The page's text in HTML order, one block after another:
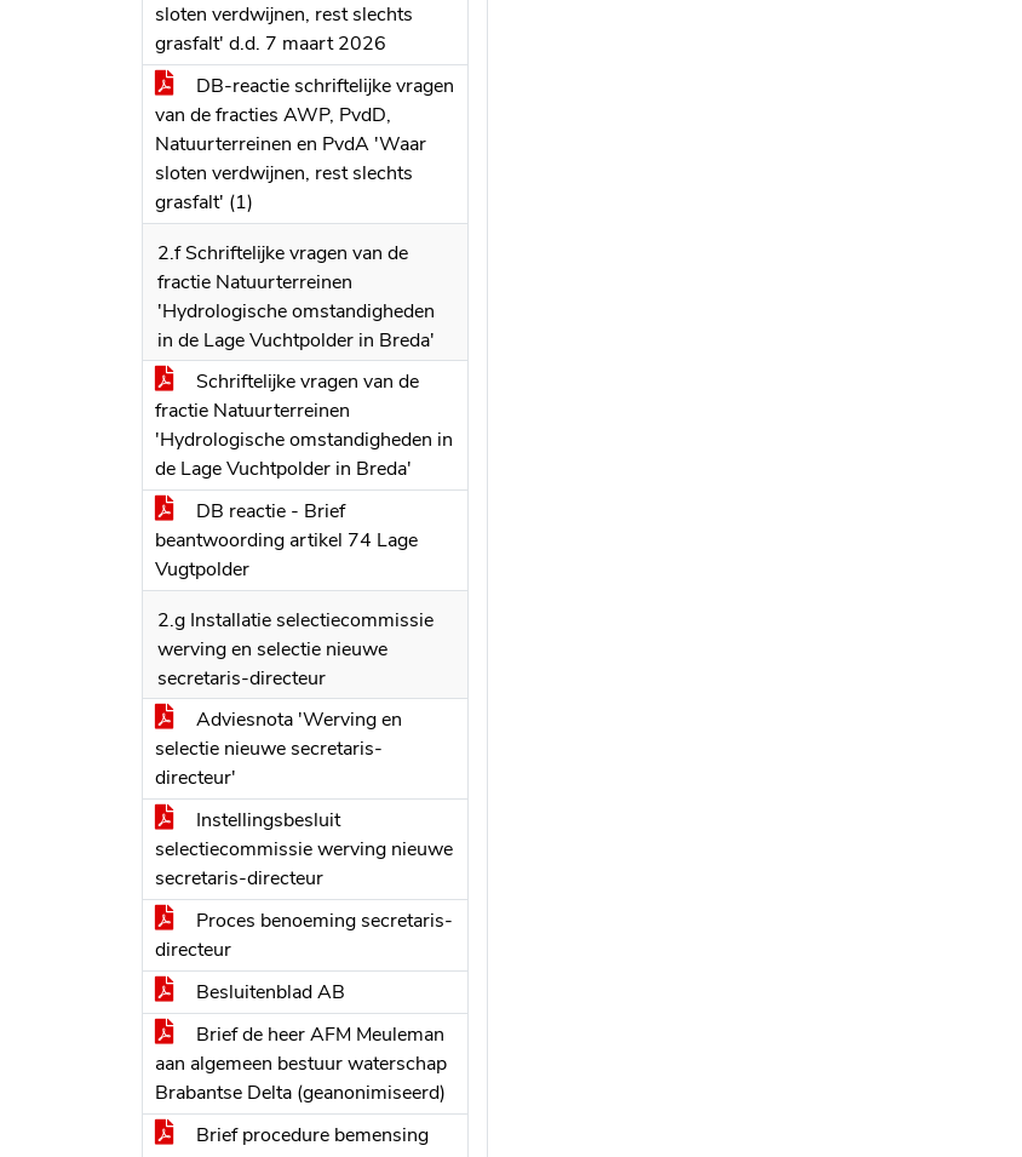
sloten verdwijnen, rest slechts
grasfalt' d.d. 7 maart 2026
DB-reactie schriftelijke vragen
van de fracties AWP, PvdD,
Natuurterreinen en PvdA 'Waar
sloten verdwijnen, rest slechts
grasfalt' (1)
2.f Schriftelijke vragen van de
fractie Natuurterreinen
'Hydrologische omstandigheden
in de Lage Vuchtpolder in Breda'
Schriftelijke vragen van de
fractie Natuurterreinen
'Hydrologische omstandigheden in
de Lage Vuchtpolder in Breda'
DB reactie - Brief
beantwoording artikel 74 Lage
Vugtpolder
2.g Installatie selectiecommissie
werving en selectie nieuwe
secretaris-directeur
Adviesnota 'Werving en
selectie nieuwe secretaris-
directeur'
Instellingsbesluit
selectiecommissie werving nieuwe
secretaris-directeur
Proces benoeming secretaris-
directeur
Besluitenblad AB
Brief de heer AFM Meuleman
aan algemeen bestuur waterschap
Brabantse Delta (geanonimiseerd)
Brief procedure bemensing